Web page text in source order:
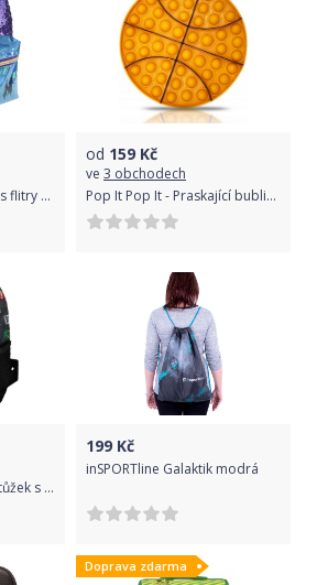
Cerda Frozen 2 Batoh s flitry 26 cm
od 159 Kč
ve 3 obchodech
Pop It Pop It - Praskající bubliny, silikonová, antistresová spol. hra, Basketbal
Fashion.uk · Dětský batůžek s přední kapsou Minecraft
199 Kč
inSPORTline Galaktik modrá
Doprava zdarma